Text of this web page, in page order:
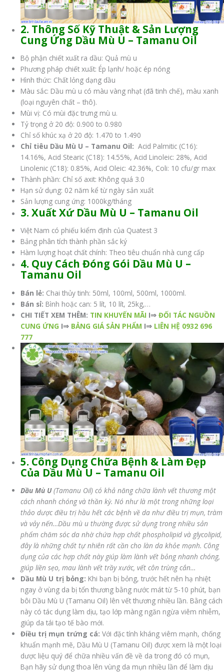
2. Thông Số Kỹ Thuật & Sản Lượng
Cung Ứng Dầu Mù U – Tamanu Oil
Bộ phận chiết xuất ra dầu: Quả mù u
Phương pháp chiết xuất: Ép lạnh/ hoặc ép nóng
Hình thức: Chất lỏng dạng dầu
Màu sắc: Dầu mù u có màu vàng nhạt (đã tinh chế), màu xanh
(loại nguyên chất – thô).
Mùi vị: Có mùi đặc trưng mù u.
Tỷ trọng ở 20 độ: 0.900 to 0.980
Chỉ số khúc xạ ở 20 độ: 1.470 to 1.490
Chỉ tiêu Dầu Mù U – Tamanu Oil: Acid Palmitic (C16):
14.16%, Acid Stearic (C18): 14.55%, Acid Linoleic: 28%, Acid
Linolenic (C18): 0.85%, Acid Oleic: 42.36%, Coli: 10 cfu/gr max
Thành phần: Chỉ số axit: Không quá 3.0
Hạn sử dụng: 02 năm kể từ ngày sản xuất
Sản lượng cung ứng: 1000kg/tháng
3. Xuất Xứ Dầu Mù U – Tamanu Oil
Việt Nam có phiếu kiểm định của Quatest 3
Bảng phân tích thành phần sắc ký
Hàm lượng hoạt chất chính: Theo tiêu chuẩn nhà cung cấp
4. Quy Cách Đóng Gói Dầu Mù U –
Tamanu Oil
Bán lẻ: Chai thủy tinh: 50ml, 100ml, 500ml, 1000ml.
Bán sỉ: Bình hoặc can: 5 lít, 10 lít, 25kg,…
CHI TIẾT XEM THÊM: TIN KHUYẾN MÃI I⇒ĐỐI TÁC NGUỒN
CUNG ỨNG I⇒ BẢNG GIÁ SẢN PHẨM I⇒ LIÊN HỆ 0932 696
777
5. Công Dụng Chữa Bệnh & Làm Đẹp
Của Dầu Mù U – Tamanu Oil
Dầu Mù U(Tamanu Oil) có khả năng chữa lành vết thương một
cách nhanh chóng và thần kỳ. Nó như là một trong những loại
thảo dược điều trị hầu hết các bệnh về da như điều trị mụn, tràm
và vảy nến…Dầu mù u thường được sử dụng trong nhiều sản
phẩm chăm sóc da nhờ chứa hợp chất phospholipid và glycolipid,
đây là những chất tự nhiên rất cần cho làn da khỏe mạnh. Công
dụng của các hợp chất này giúp làm lành vết bỏng nhanh chóng,
giúp liền sẹo, mau lành vết trầy xước, vết côn trùng cắn…
Dầu Mù U trị bỏng: Khi bạn bị bỏng, trước hết nên hạ nhiệt
ngay ở vùng da bị tổn thương bằng nước mát từ 5-10 phút, bạn
bôi Dầu Mù U (Tamanu Oil) lên vết thương nhiều lần. Bằng cách
này có tác dụng làm dịu, tạo lớp màng ngăn ngừa viêm nhiễm,
giúp da tái tạo tế bào mới.
Điều trị mụn trứng cá: Với đặc tính kháng viêm mạnh, chống
khuẩn mạnh mẽ, Dầu Mù U (Tamanu Oil) được xem là một loại
dược liệu quý để chữa nhiều vấn đề về da trong đó có mụn,
Bạn hãy sử dụng thoa lên vùng da mụn nhiều lần để làm dịu